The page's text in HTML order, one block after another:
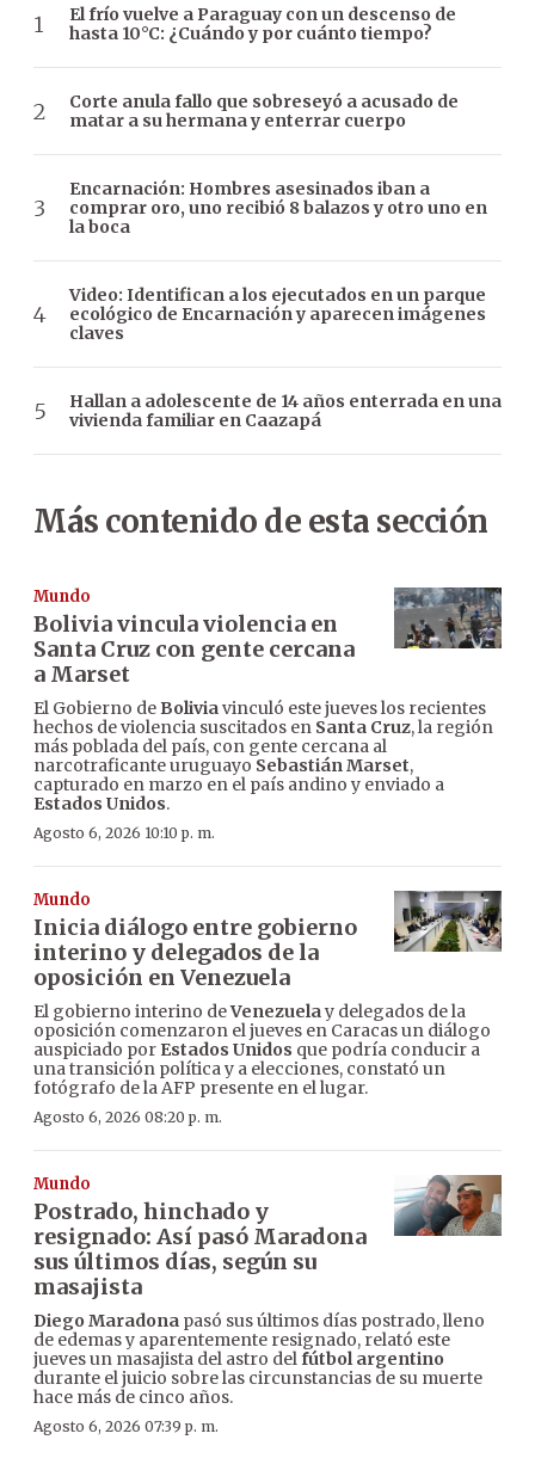
El frío vuelve a Paraguay con un descenso de
hasta 10°C: ¿Cuándo y por cuánto tiempo?
Corte anula fallo que sobreseyó a acusado de
matar a su hermana y enterrar cuerpo
Encarnación: Hombres asesinados iban a
comprar oro, uno recibió 8 balazos y otro uno en
la boca
Video: Identifican a los ejecutados en un parque
ecológico de Encarnación y aparecen imágenes
claves
Hallan a adolescente de 14 años enterrada en una
vivienda familiar en Caazapá
Más contenido de esta sección
Mundo
Bolivia vincula violencia en
Santa Cruz con gente cercana
a Marset
El Gobierno de Boliviavinculó este jueves los recientes
hechos de violencia suscitados en Santa Cruz, la región
más poblada del país, con gente cercana al
narcotraficante uruguayo Sebastián Marset,
capturado en marzo en el país andino y enviado a
Estados Unidos.
Agosto 6, 2026 10:10 p. m.
Mundo
Inicia diálogo entre gobierno
interino y delegados de la
oposición en Venezuela
El gobierno interino deVenezuelay delegados de la
oposición comenzaron el jueves en Caracas un diálogo
auspiciado por Estados Unidos que podría conducir a
una transición política y a elecciones, constató un
fotógrafo de la AFP presente en el lugar.
Agosto 6, 2026 08:20 p. m.
Mundo
Postrado, hinchado y
resignado: Así pasó Maradona
sus últimos días, según su
masajista
Diego Maradona pasó sus últimos días postrado, lleno
de edemas y aparentemente resignado, relató este
jueves un masajista del astro delfútbol argentino
durante el juicio sobre las circunstancias de su muerte
hace más de cinco años.
Agosto 6, 2026 07:39 p. m.